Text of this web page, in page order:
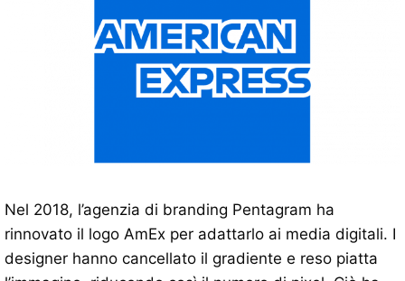
Nel 2018, l’agenzia di branding Pentagram ha
rinnovato il logo AmEx per adattarlo ai media digitali. I
designer hanno cancellato il gradiente e reso piatta